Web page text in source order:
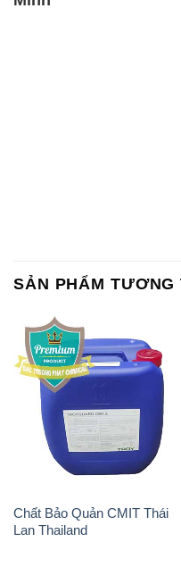
Chất Bảo Quản CMIT Thái
Lan Thailand